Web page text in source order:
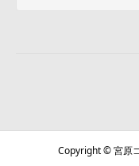
Copyright © 宮原